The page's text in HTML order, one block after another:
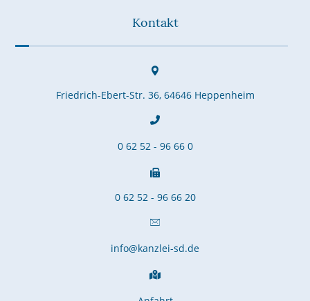
Kontakt
Friedrich-Ebert-Str. 36, 64646 Heppenheim
0 62 52 - 96 66 0
0 62 52 - 96 66 20
info@kanzlei-sd.de